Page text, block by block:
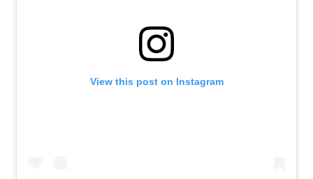
View this post on Instagram